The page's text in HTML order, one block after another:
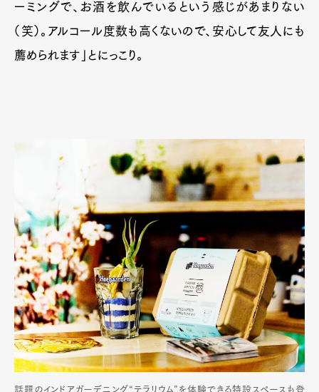
ーミングで、お酒を飲んでいるという感じがあまりない
（笑）。アルコール度数も高くないので、安心して友人にも
薦められます」とにっこり。
話題のインドアガーデニング“テラリウム”を体験できる特設スペースも登